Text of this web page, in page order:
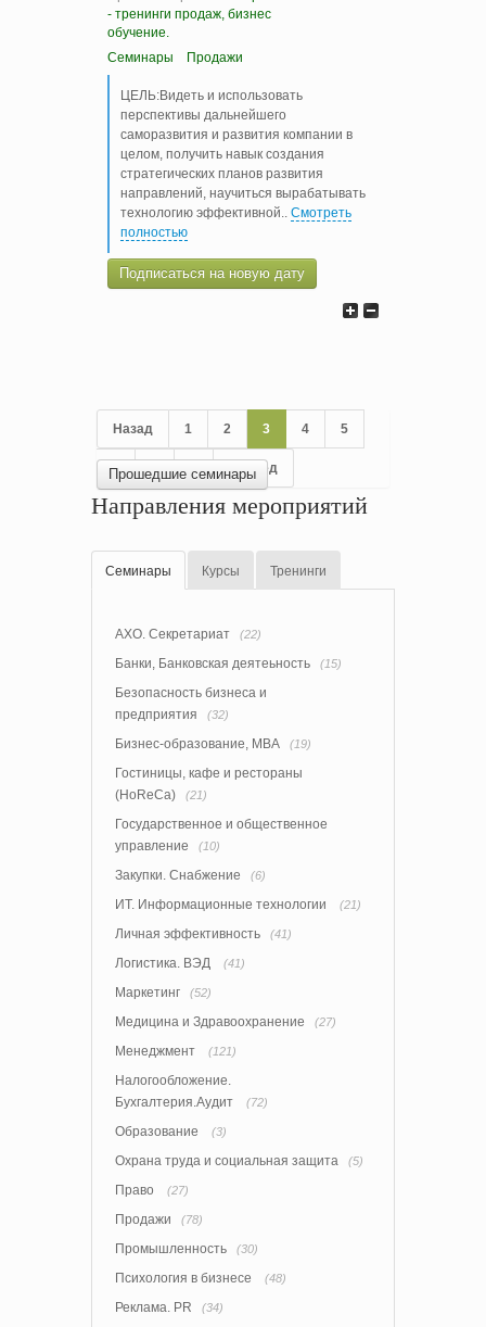
- тренинги продаж, бизнес
обучение.
Семинары
Продажи
ЦЕЛЬ:Видеть и использовать
перспективы дальнейшего
саморазвития и развития компании в
целом, получить навык создания
стратегических планов развития
направлений, научиться вырабатывать
технологию эффективной.. Смотреть
полностью
Подписаться на новую дату
Назад 1 2 3 4 5
6 Вперед
Прошедшие семинары
Направления мероприятий
Семинары Курсы Тренинги
АХО. Секретариат (22)
Банки, Банковская деятеьность (15)
Безопасность бизнеса и
предприятия
(32)
Бизнес-образование, MBA (19)
Гостиницы, кафе и рестораны
(HoReCa)
(21)
Государственное и общественное
управление
(10)
Закупки. Снабжение (6)
ИТ. Информационные технологии (21)
Личная эффективность (41)
Логистика. ВЭД (41)
Маркетинг (52)
Медицина и Здравоохранение (27)
Менеджмент (121)
Налогообложение.
Бухгалтерия.Аудит
(72)
Образование (3)
Охрана труда и социальная защита (5)
Право (27)
Продажи (78)
Промышленность (30)
Психология в бизнесе (48)
Реклама. PR (34)